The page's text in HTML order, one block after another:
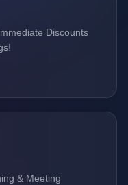
Discounts
& Meeting